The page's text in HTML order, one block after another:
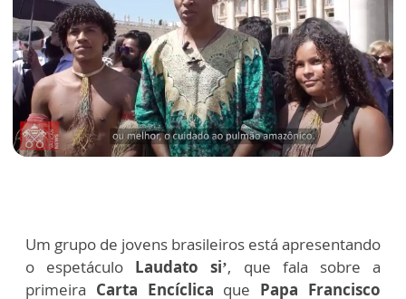
Um grupo de jovens brasileiros está apresentando
o espetáculo Laudato si’, que fala sobre a
primeira Carta Encíclica que Papa Francisco